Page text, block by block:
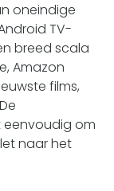
oneindige
TV-
breed scala
Amazon
films,
om
naar het